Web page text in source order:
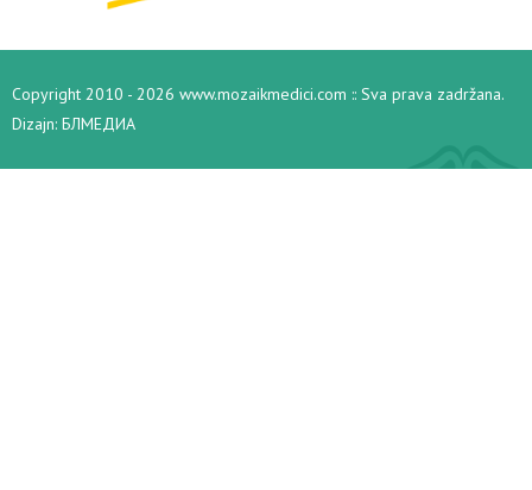
Copyright 2010 - 2026 www.mozaikmedici.com :: Sva prava zadržana.
Dizajn: БЛМЕДИА